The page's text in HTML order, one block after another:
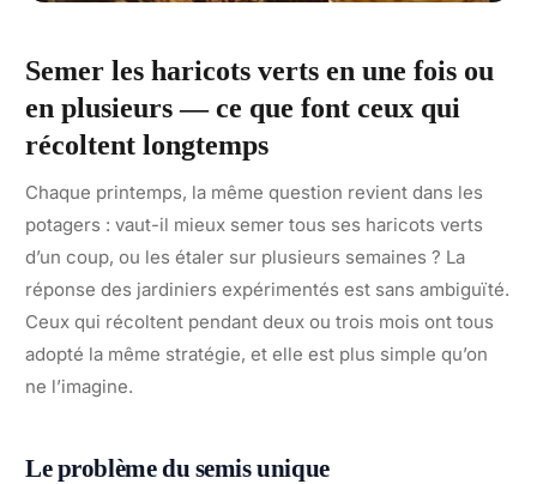
Semer les haricots verts en une fois ou
en plusieurs — ce que font ceux qui
récoltent longtemps
Chaque printemps, la même question revient dans les
potagers : vaut-il mieux semer tous ses haricots verts
d’un coup, ou les étaler sur plusieurs semaines ? La
réponse des jardiniers expérimentés est sans ambiguïté.
Ceux qui récoltent pendant deux ou trois mois ont tous
adopté la même stratégie, et elle est plus simple qu’on
ne l’imagine.
Le problème du semis unique